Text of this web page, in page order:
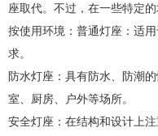
座取代。不过，在一些特定
按使用环境：普通灯座：适
求。
防水灯座：具有防水、防潮
室、厨房、户外等场所。
安全灯座：在结构和设计上